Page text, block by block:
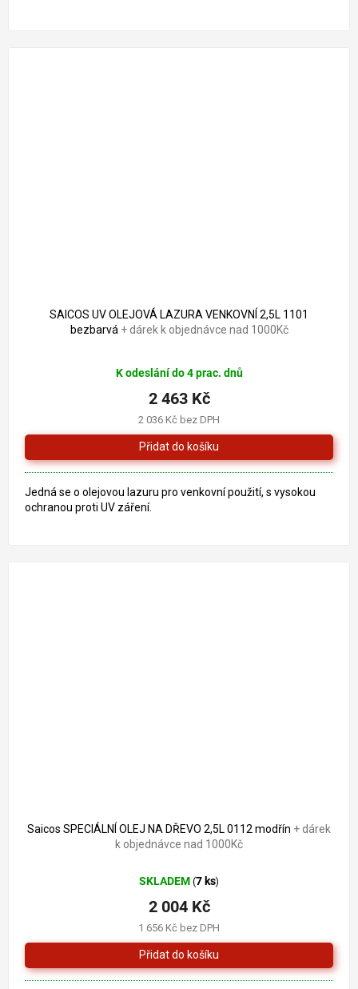
SAICOS UV OLEJOVÁ LAZURA VENKOVNÍ 2,5L 1101
bezbarvá + dárek k objednávce nad 1000Kč
hodnocení
produktu
je
5,0
z
5
hvězdiček.
K odeslání do 4 prac. dnů
2 036 Kč bez DPH
2 463 Kč
Jedná se o olejovou lazuru pro venkovní použití, s vysokou
ochranou proti UV záření.
Saicos SPECIÁLNÍ OLEJ NA DŘEVO 2,5L 0112 modřín + dárek
k objednávce nad 1000Kč
SKLADEM (7 ks)
1 656 Kč bez DPH
2 004 Kč